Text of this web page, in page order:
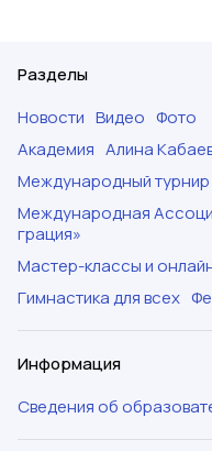
Разделы
Новости Видео Фото
Академия Алина
Международный турнир
Международная
грация»
Мастер-классы и
Гимнастика для всех
Информация
Сведения об